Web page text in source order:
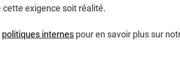
cette exigence soit réalité.
politiques internes pour en savoir plus sur